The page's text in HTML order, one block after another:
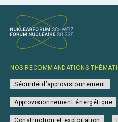
NOS RECOMMANDATIONS
Sécurité d’approvisionnement
Approvisionnement énergétique
Construction et exploitation